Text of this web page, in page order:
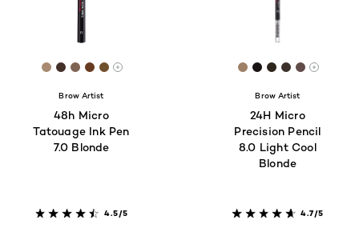
[Color]: #A78A71
[Color]: #433029
[Color]: #806454
[Color]: #673B1F
[Color]: #71502D
More shades are available
Brow Artist
48h Micro
Tatouage Ink Pen
7.0 Blonde
4.5/5
[Color]: #9D8065
[Color]:
[Color]:
[Color]:
[Color]:
More
Brow Artist
24H Micro
Precision Pencil
8.0 Light Cool
Blonde
4.7/5